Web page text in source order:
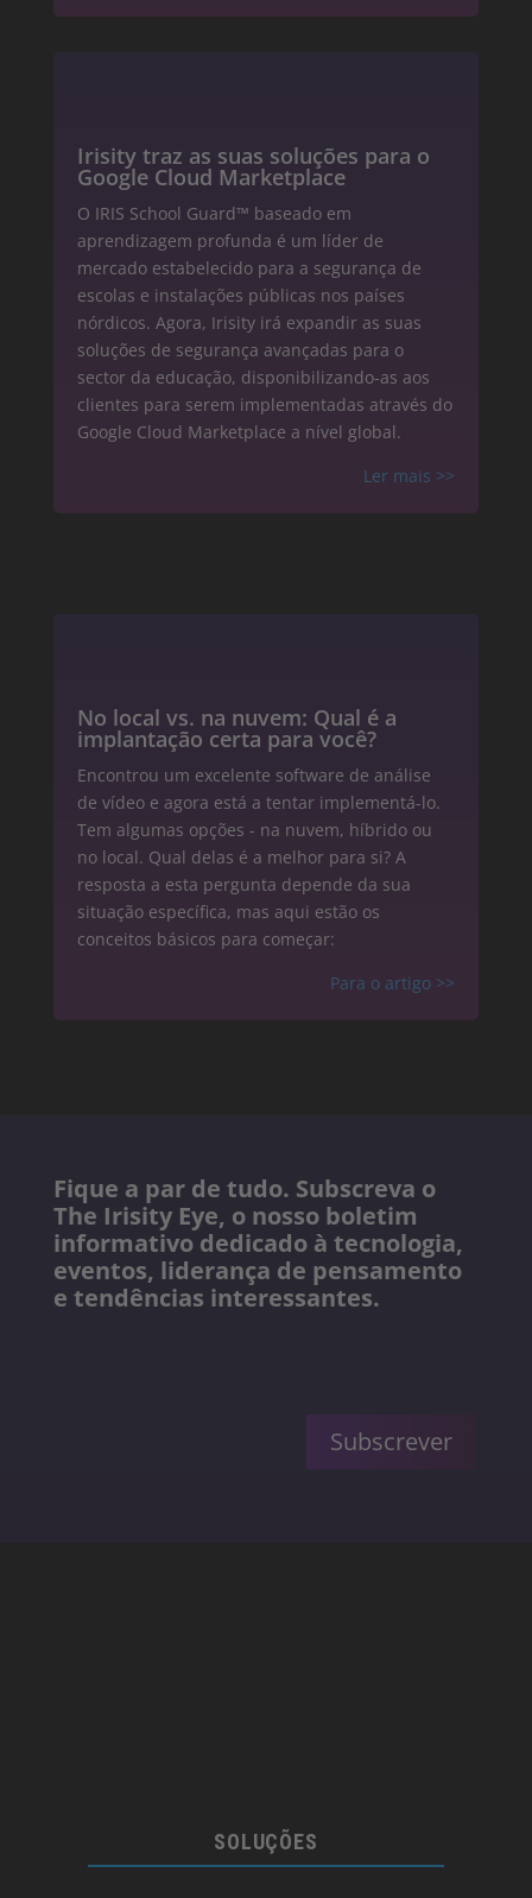
Irisity traz as suas soluções para o
Google Cloud Marketplace
O IRIS School Guard™ baseado em
aprendizagem profunda é um líder de
mercado estabelecido para a segurança de
escolas e instalações públicas nos países
nórdicos. Agora, Irisity irá expandir as suas
soluções de segurança avançadas para o
sector da educação, disponibilizando-as aos
clientes para serem implementadas através do
Google Cloud Marketplace a nível global.
Ler mais >>
No local vs. na nuvem: Qual é a
implantação certa para você?
Encontrou um excelente software de análise
de vídeo e agora está a tentar implementá-lo.
Tem algumas opções - na nuvem, híbrido ou
no local. Qual delas é a melhor para si? A
resposta a esta pergunta depende da sua
situação específica, mas aqui estão os
conceitos básicos para começar:
Para o artigo >>
Fique a par de tudo. Subscreva o
The Irisity Eye, o nosso boletim
informativo dedicado à tecnologia,
eventos, liderança de pensamento
e tendências interessantes.
Subscrever
SOLUÇÕES